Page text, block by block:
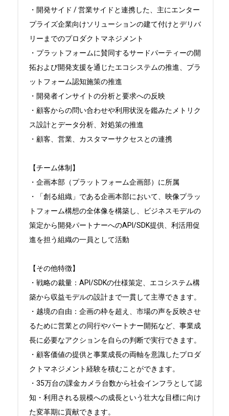
・開発サイド / 営業サイドと連携した、主にエンター
プライズ企業向けソリューションの建て付けとデリバ
リーまでのプロダクトマネジメント
・プラットフォームに賛同するサードパーティーの開
拓および開発支援を通じたエコシステムの推進、プラ
ットフォーム認知施策の推進
・開発者インサイトの分析と要求への反映
・顧客からの問い合わせや利用状況を鑑みたメトリク
ス設計とデータ分析、対処策の推進
・顧客、営業、カスタマーサクセスとの連携
【チーム体制】
・企画本部（プラットフォーム企画部）に所属
・「創る組織」である企画本部において、映像プラッ
トフォーム構想の全体像を構築し、ビジネスモデルの
策定から開発パートナーへのAPI/SDK提供、利活用促
進を担う組織の一員として活動
【その他特徴】
・戦略の裁量：API/SDKの仕様策定、エコシステム構
築から収益モデルの設計まで一貫して主導できます。
・越境の自由：企画の枠を超え、市場の声を反映させ
るために営業との同行やパートナー開拓など、事業成
長に必要なアクションを自らの判断で実行できます。
・顧客価値の提供と事業成長の両軸を意識したプロダ
クトマネジメント経験を積むことができます。
・35万台の課金カメラ台数から社会インフラとして認
知・利用される規模への成長という壮大な目標に向け
た変革期に貢献できます。